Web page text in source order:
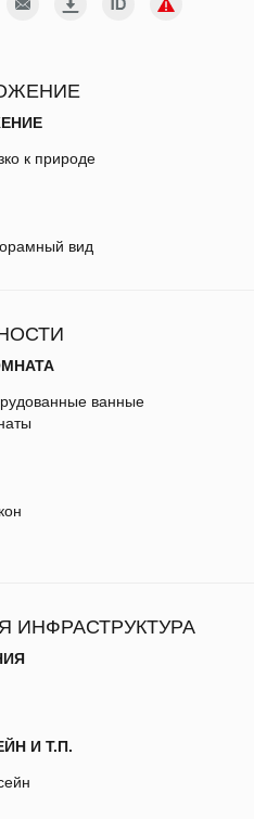
к природе
вид
ванные
ИНФРАСТРУКТУРА
И Т.П.